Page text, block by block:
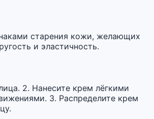
старения кожи, желающих
и эластичность.
2. Нанесите крем лёгкими
3. Распределите крем